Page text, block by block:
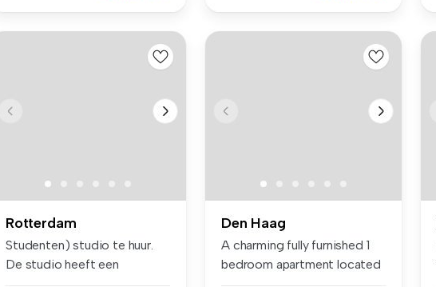
Rotterdam
Studenten) studio te huur.
De studio heeft een
Den Haag
A charming fully furnished 1
bedroom apartment located